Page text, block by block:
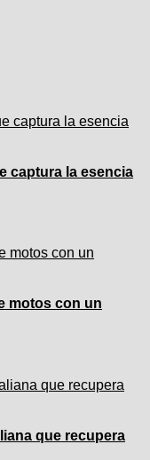
captura la esencia
motos con un
que recupera